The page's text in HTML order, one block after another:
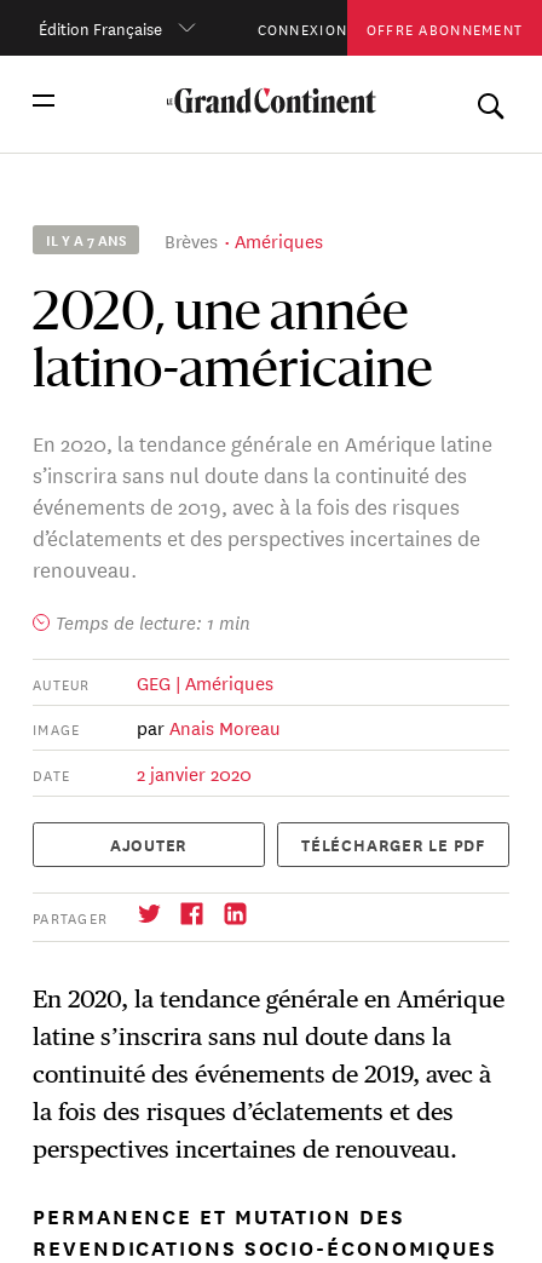
Édition Française CONNEXION OFFRE ABONNEMENT
IL Y A 7 ANS Brèves Amériques
2020, une année
latino-américaine
En 2020, la tendance générale en Amérique latine
s’inscrira sans nul doute dans la continuité des
événements de 2019, avec à la fois des risques
d’éclatements et des perspectives incertaines de
renouveau.
Temps de lecture: 1 min
AUTEUR GEG | Amériques
IMAGE parAnais Moreau
DATE 2 janvier 2020
AJOUTER TÉLÉCHARGER LE PDF
PARTAGER
→ S'abonner
En 2020, la tendance générale en Amérique
latine s’inscrira sans nul doute dans la
continuité des événements de 2019, avec à
la fois des risques d’éclatements et des
perspectives incertaines de renouveau.
PERMANENCE ET MUTATION DES
REVENDICATIONS SOCIO-ÉCONOMIQUES